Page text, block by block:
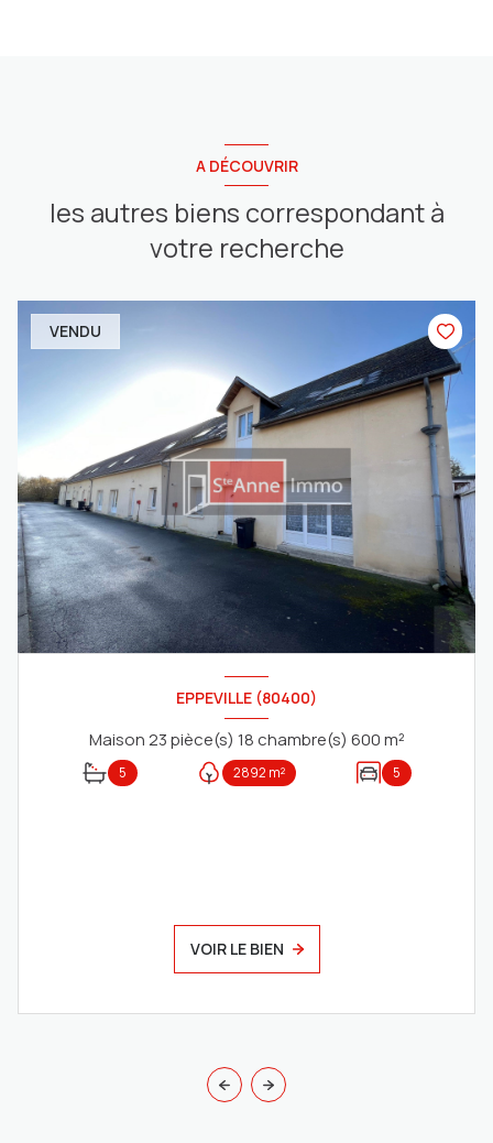
A DÉCOUVRIR
les autres biens correspondant à
votre recherche
VENDU
EPPEVILLE (80400)
Maison 23 pièce(s) 18 chambre(s) 600 m²
5 2892 m² 5
VOIR LE BIEN